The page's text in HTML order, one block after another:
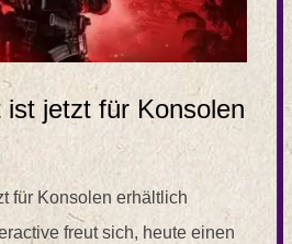
ist jetzt für Konsolen
für Konsolen erhältlich
freut sich, heute einen